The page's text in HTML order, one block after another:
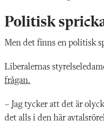
Politisk
Men det finns en politisk
Liberalernas
frågan.
– Jag tycker att det är
det alls i den här